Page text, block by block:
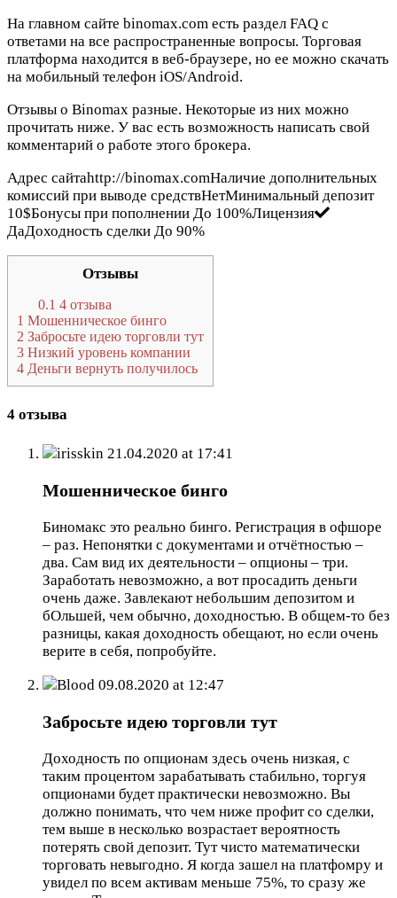
На главном сайте binomax.com есть раздел FAQ с
ответами на все распространенные вопросы. Торговая
платформа находится в веб-браузере, но ее можно скачать
на мобильный телефон iOS/Android.
Отзывы о Binomax разные. Некоторые из них можно
прочитать ниже. У вас есть возможность написать свой
комментарий о работе этого брокера.
Адрес сайтаhttp://binomax.comНаличие дополнительных
комиссий при выводе средствНетМинимальный депозит
10$Бонусы при пополнении До 100%Лицензия
ДаДоходность сделки До 90%
Отзывы
0.1 4 отзыва
1 Мошенническое бинго
2 Забросьте идею торговли тут
3 Низкий уровень компании
4 Деньги вернуть получилось
4 отзыва
irisskin 21.04.2020 at 17:41
Мошенническое бинго
Биномакс это реально бинго. Регистрация в офшоре
– раз. Непонятки с документами и отчётностью –
два. Сам вид их деятельности – опционы – три.
Заработать невозможно, а вот просадить деньги
очень даже. Завлекают небольшим депозитом и
бОльшей, чем обычно, доходностью. В общем-то без
разницы, какая доходность обещают, но если очень
верите в себя, попробуйте.
Blood 09.08.2020 at 12:47
Забросьте идею торговли тут
Доходность по опционам здесь очень низкая, с
таким процентом зарабатывать стабильно, торгуя
опционами будет практически невозможно. Вы
должно понимать, что чем ниже профит со сделки,
тем выше в несколько возрастает вероятность
потерять свой депозит. Тут чисто математически
торговать невыгодно. Я когда зашел на платфомру и
увидел по всем активам меньше 75%, то сразу же